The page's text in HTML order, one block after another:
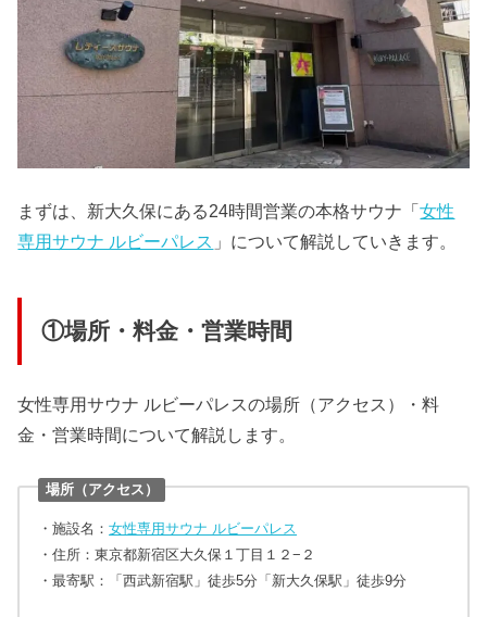
まずは、新大久保にある24時間営業の本格サウナ「女性
専用サウナ ルビーパレス 」について解説していきます。
①場所・料金・営業時間
女性専用サウナ ルビーパレスの場所（アクセス）・料
金・営業時間について解説します。
場所（アクセス）
・施設名：女性専用サウナ ルビーパレス
・住所：東京都新宿区大久保１丁目１２−２
・最寄駅：「西武新宿駅」徒歩5分「新大久保駅」徒歩9分